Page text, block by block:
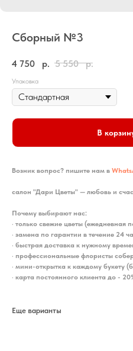
Сборный №3
4 750 р. 5 550 р.
Упаковка
В
Возник вопрос? пишите нам в
салон "Дари Цветы" — любовь и
Почему выбирают нас:
• только свежие цветы (ежедневная
• замена по гарантии в течение 24
• быстрая доставка к нужному
• профессиональные флористы
• мини-открытка к каждому букету
• карта постоянного клиента до -
Еще варианты